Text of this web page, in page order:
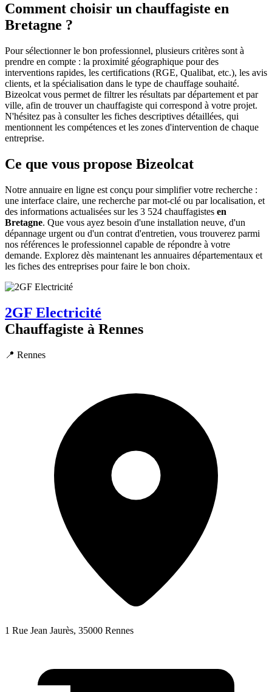
Comment choisir un chauffagiste en
Bretagne ?
Pour sélectionner le bon professionnel, plusieurs critères sont à
prendre en compte : la proximité géographique pour des
interventions rapides, les certifications (RGE, Qualibat, etc.), les avis
clients, et la spécialisation dans le type de chauffage souhaité.
Bizeolcat vous permet de filtrer les résultats par département et par
ville, afin de trouver un chauffagiste qui correspond à votre projet.
N'hésitez pas à consulter les fiches descriptives détaillées, qui
mentionnent les compétences et les zones d'intervention de chaque
entreprise.
Ce que vous propose Bizeolcat
Notre annuaire en ligne est conçu pour simplifier votre recherche :
une interface claire, une recherche par mot-clé ou par localisation, et
des informations actualisées sur les 3 524 chauffagistes en
Bretagne. Que vous ayez besoin d'une installation neuve, d'un
dépannage urgent ou d'un contrat d'entretien, vous trouverez parmi
nos références le professionnel capable de répondre à votre
demande. Explorez dès maintenant les annuaires départementaux et
les fiches des entreprises pour faire le bon choix.
2GF Electricité
Chauffagiste à Rennes
📍 Rennes
1 Rue Jean Jaurès, 35000 Rennes